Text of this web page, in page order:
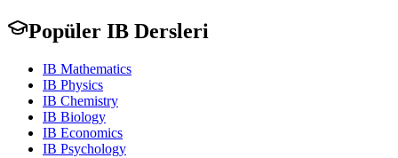
Popüler IB Dersleri
IB Mathematics
IB Physics
IB Chemistry
IB Biology
IB Economics
IB Psychology